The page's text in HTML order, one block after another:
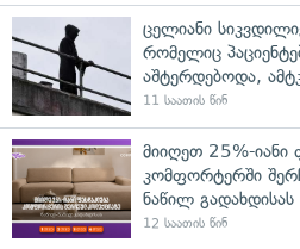
ცელიანი
რომელიც
აშტერდებოდა,
11 საათის წინ
მიიღეთ 25%-იანი
კომფორტერში
ნაწილ გადახდისას
12 საათის წინ